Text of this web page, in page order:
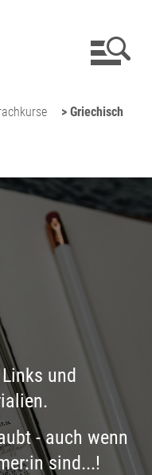
> Griechisch
und
- auch wenn
sind...!